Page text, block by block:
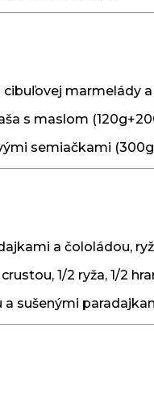
marmelády
s maslom
semiačkami
a čololádou,
1/2 ryža, 1/2
sušenými